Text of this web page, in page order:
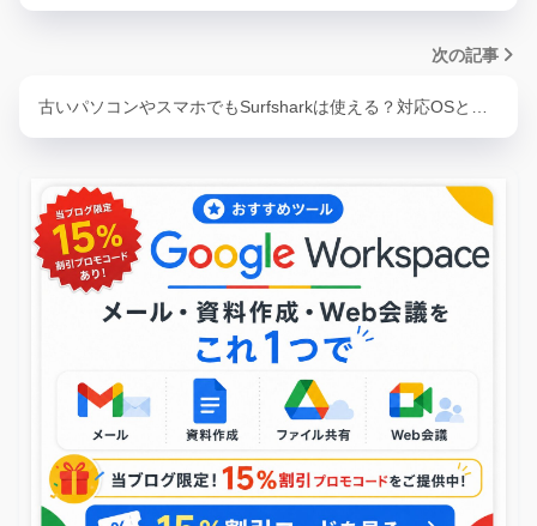
次の記事
古いパソコンやスマホでもSurfsharkは使える？対応OSと…